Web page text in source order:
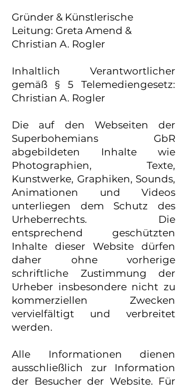
Gründer & Künstlerische
Leitung: Greta Amend &
Christian A. Rogler
Inhaltlich Verantwortlicher
gemäß § 5 Telemediengesetz:
Christian A. Rogler
Die auf den Webseiten der
Superbohemians GbR
abgebildeten Inhalte wie
Photographien, Texte,
Kunstwerke, Graphiken, Sounds,
Animationen und Videos
unterliegen dem Schutz des
Urheberrechts. Die
entsprechend geschützten
Inhalte dieser Website dürfen
daher ohne vorherige
schriftliche Zustimmung der
Urheber insbesondere nicht zu
kommerziellen Zwecken
vervielfältigt und verbreitet
werden.
Alle Informationen dienen
ausschließlich zur Information
der Besucher der Website. Für